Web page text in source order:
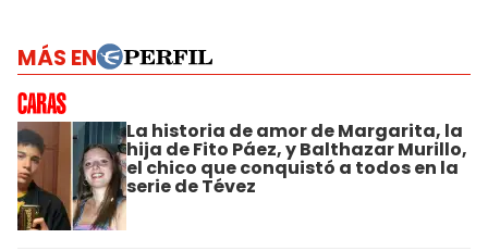
MÁS EN
La historia de amor de Margarita, la
hija de Fito Páez, y Balthazar Murillo,
el chico que conquistó a todos en la
serie de Tévez